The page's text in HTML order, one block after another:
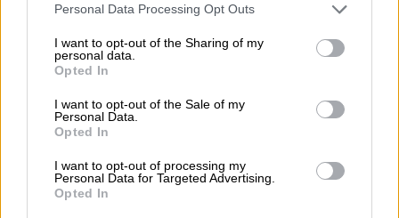
Please note that this website/app uses one or more Google
not limited to your visit or usage behaviour. You may click to
grant or deny consent to Google and its third-party tags to
use your data for below specified purposes in below Google
consent section.
Personal Data Processing Opt Outs
I want to opt-out of the Sharing of my
personal data.
Opted In
I want to opt-out of the Sale of my
Personal Data.
Opted In
I want to opt-out of processing my
Personal Data for Targeted Advertising.
Opted In
εγκλεισμός στα σπίτια για να μην
πεθάνουμε
Στην πορεία της πανδημίας αναφέρθηκε και
ο διευθυντής στη Β’ ΜΕΘ στο νοσοκομείο
«Παπανικολάου»,
Νίκος Καπραβέλος
,
μιλώντας στην τηλεόραση του OPEN. Ο ίδιος
επανέλαβε την πρότασή του να επεκταθεί το
μέτρο της υποχρεωτικότητας των